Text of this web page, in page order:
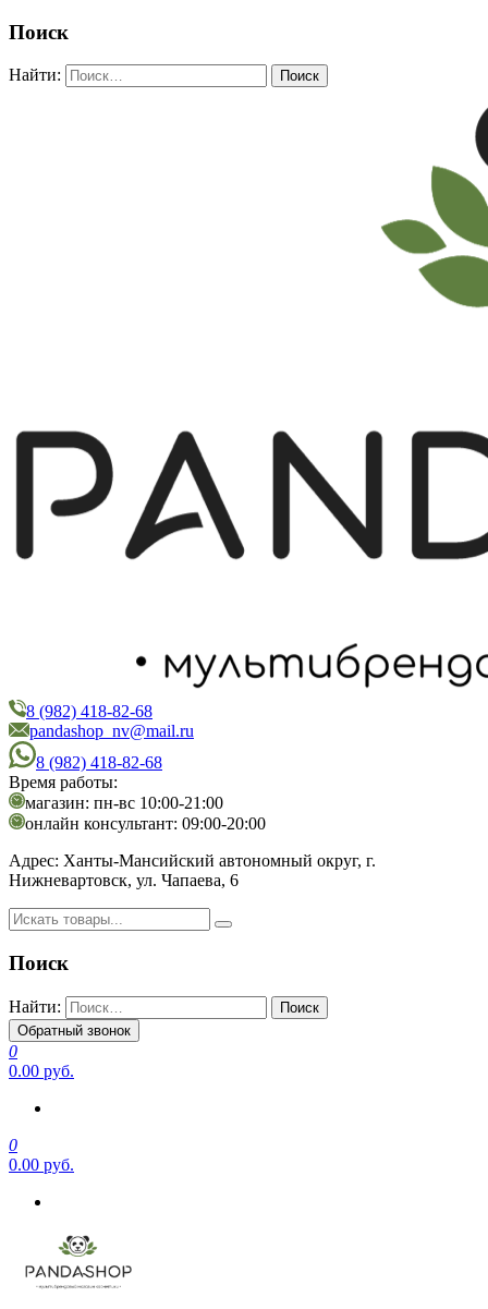
Поиск
Найти:
PandaShop
Интернет-магазин косметики
8 (982) 418-82-68
pandashop_nv@mail.ru
8 (982) 418-82-68
Время работы:
магазин: пн-вс 10:00-21:00
онлайн консультант: 09:00-20:00
Адрес: Ханты-Мансийский автономный округ, г.
Нижневартовск, ул. Чапаева, 6
Поиск
Найти:
Обратный звонок
0
0.00 руб.
0
0.00 руб.